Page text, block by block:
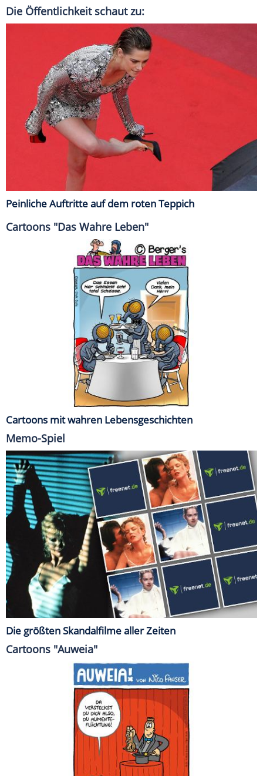
Die Öffentlichkeit schaut zu:
Peinliche Auftritte auf dem roten Teppich
Cartoons "Das Wahre Leben"
Cartoons mit wahren Lebensgeschichten
Memo-Spiel
Die größten Skandalfilme aller Zeiten
Cartoons "Auweia"